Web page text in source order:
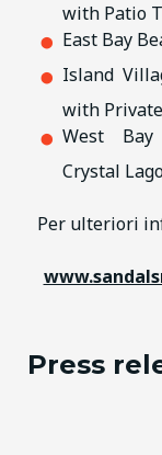
with Patio
East Bay
Island
with
West Bay
Crystal
Per ulteriori
Press